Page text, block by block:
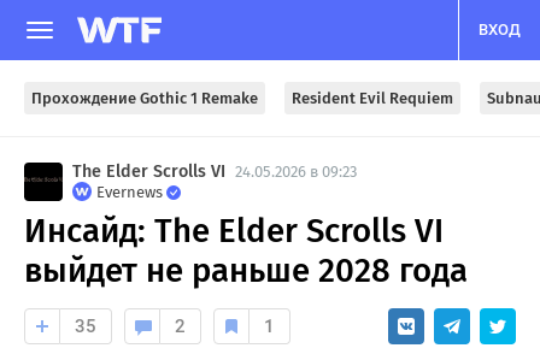
ВХОД
Прохождение Gothic 1 Remake Resident Evil Requiem
The Elder Scrolls VI 24.05.2026 в 09:23
Evernews
Инсайд: The Elder Scrolls VI
выйдет не раньше 2028 года
35 2 1